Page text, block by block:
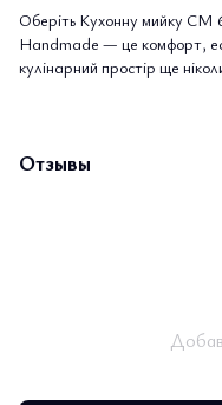
Оберіть Кухонну мийку
Handmade — це комфорт,
кулінарний простір ще
Отзывы